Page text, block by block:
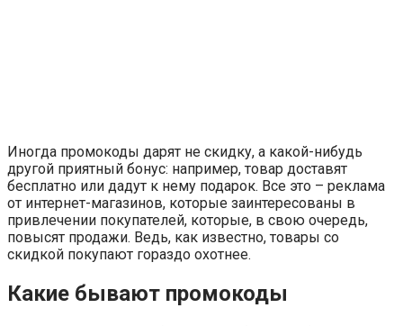
Иногда промокоды дарят не скидку, а какой-нибудь
другой приятный бонус: например, товар доставят
бесплатно или дадут к нему подарок. Все это – реклама
от интернет-магазинов, которые заинтересованы в
привлечении покупателей, которые, в свою очередь,
повысят продажи. Ведь, как известно, товары со
скидкой покупают гораздо охотнее.
Какие бывают промокоды